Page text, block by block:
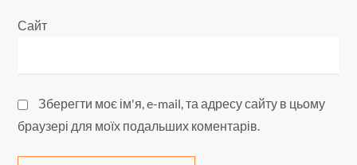
Сайт
Зберегти моє ім'я, e-mail, та адресу сайту в цьому
браузері для моїх подальших коментарів.